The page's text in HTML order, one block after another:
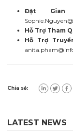
Đặt Gian
Hỗ Trợ Tham
Hỗ Trợ
Chia sẻ:
LATEST NEWS